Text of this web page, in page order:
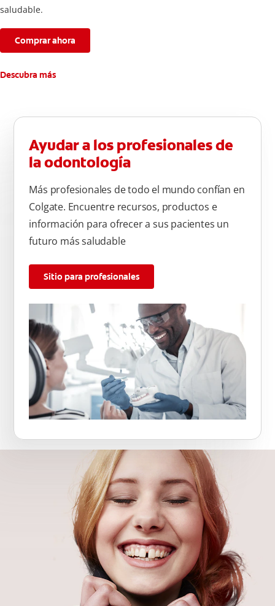
saludable.
Comprar ahora
Descubra más
Ayudar a los profesionales de
la odontología
Más profesionales de todo el mundo confían en
Colgate. Encuentre recursos, productos e
información para ofrecer a sus pacientes un
futuro más saludable
Sitio para profesionales